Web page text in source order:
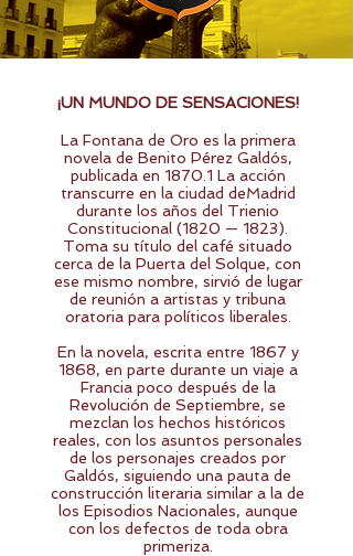
¡UN MUNDO DE SENSACIONES!
La Fontana de Oro es la primera
novela de Benito Pérez Galdós,
publicada en 1870.1 La acción
transcurre en la ciudad deMadrid
durante los años del Trienio
Constitucional (1820 — 1823).
Toma su título del café situado
cerca de la Puerta del Solque, con
ese mismo nombre, sirvió de lugar
de reunión a artistas y tribuna
oratoria para políticos liberales.
En la novela, escrita entre 1867 y
1868, en parte durante un viaje a
Francia poco después de la
Revolución de Septiembre, se
mezclan los hechos históricos
reales, con los asuntos personales
de los personajes creados por
Galdós, siguiendo una pauta de
construcción literaria similar a la de
los Episodios Nacionales, aunque
con los defectos de toda obra
primeriza.